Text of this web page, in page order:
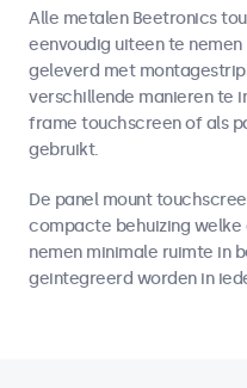
Alle metalen Beetronics
eenvoudig uiteen te
geleverd met
verschillende manieren te
frame touchscreen of als
gebruikt.
De panel mount
compacte behuizing
nemen minimale ruimte in
geintegreerd worden in